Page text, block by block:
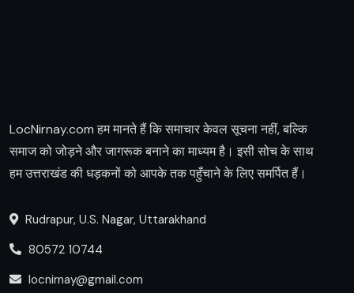
LocNirnay.com हम मानते हैं कि समाचार केवल सूचना नहीं, बल्कि
समाज को जोड़ने और जागरूक बनाने का माध्यम है। इसी सोच के साथ
हम उत्तराखंड की धड़कनों को आपके तक पहुँचाने के लिए समर्पित हैं।
Rudrapur, U.S. Nagar, Uttarakhand
80572 10744
locnirnay@gmail.com